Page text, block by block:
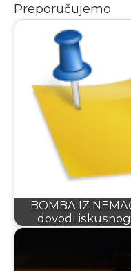
Preporučujemo
BOMBA IZ
dovodi